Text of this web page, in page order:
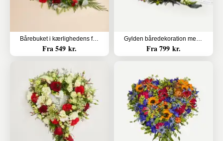
Bårebuket i kærlighedens farver
Fra 549 kr.
Gylden båredekoration med bånd
Fra 799 kr.